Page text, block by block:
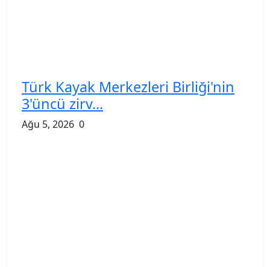
Türk Kayak Merkezleri Birliği'nin
3'üncü zirv...
Ağu 5, 2026 0